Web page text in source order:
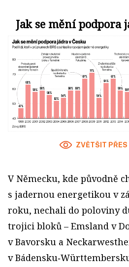
Jak se mění podpora
ZVĚTŠIT PŘES
V Německu, kde původně
s jadernou energetikou v
roku, nechali do poloviny
trojici bloků – Emsland v
v Bavorsku a
v